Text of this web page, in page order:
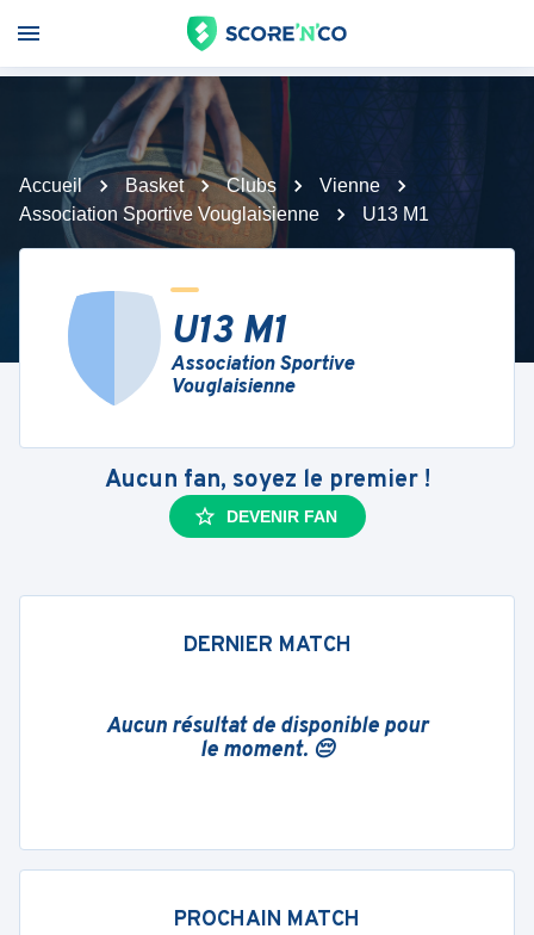
Accueil Basket Clubs
Vienne
Association Sportive Vouglaisienne
U13 M1
U13 M1
Association Sportive
Vouglaisienne
Aucun fan, soyez le premier !
DEVENIR FAN
DERNIER MATCH
Aucun résultat de disponible pour
le moment. 😔
PROCHAIN MATCH